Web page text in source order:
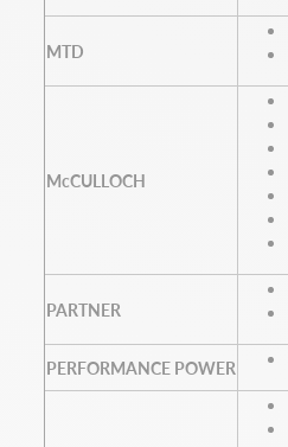
MTD
McCULLOCH
PARTNER
PERFORMANCE POWER